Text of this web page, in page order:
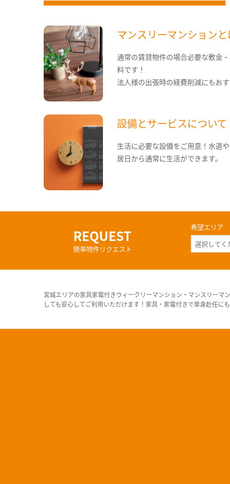
マンスリーマンションと
通常の賃貸物件の場合必要な敷金
料です！
法人様の出張時の経費削減にもおす
設備とサービスについて
生活に必要な設備をご用意！水道
居日から通常に生活ができます。
REQUEST
簡単物件リクエスト
希望エリア
宮城エリアの家具家電付きウィークリーマンション・マンスリーマ
しても安心してご利用いただけます！家具・家電付きで単身赴任にも